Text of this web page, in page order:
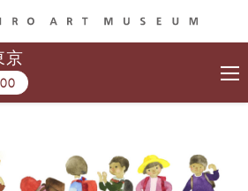
京